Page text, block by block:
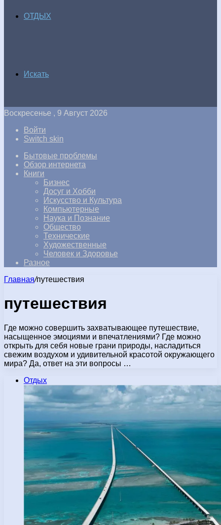
ОТДЫХ
Искать
Воскресенье , 9 Август 2026
Войти
Switch skin
Бытовые проблемы
Обзор интернета
Книги
Бизнес
Досуг и Хобби
Искусство и Культура
Компьютерные
Наука и Познание
Общество
Технические
Художественные
Человек и Здоровье
Разное
Главная/путешествия
путешествия
Где можно совершить захватывающее путешествие,
насыщенное эмоциями и впечатлениями? Где можно
открыть для себя новые грани природы, насладиться
свежим воздухом и удивительной красотой окружающего
мира? Да, ответ на эти вопросы …
Отдых